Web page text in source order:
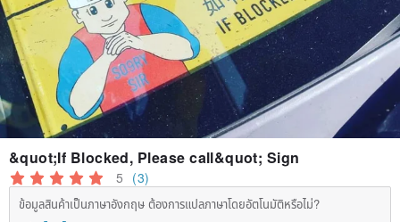
&quot;If Blocked, Please call&quot; Sign
5 (3)
ข้อมูลสินค้าเป็นภาษาอังกฤษ ต้องการแปลภาษาโดยอัตโนมัติหรือไม่?